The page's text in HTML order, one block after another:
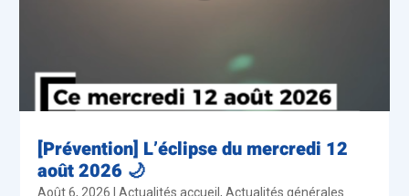
[Prévention] L’éclipse du mercredi 12
août 2026 🌙
Août 6, 2026 |Actualités accueil,Actualités générales